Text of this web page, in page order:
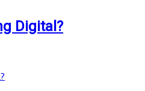
Digital?